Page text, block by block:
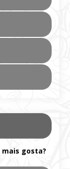
mais gosta?